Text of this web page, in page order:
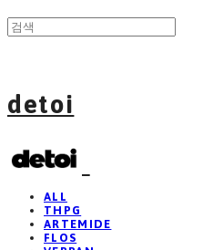
detoi
ALL
THPG
ARTEMIDE
FLOS